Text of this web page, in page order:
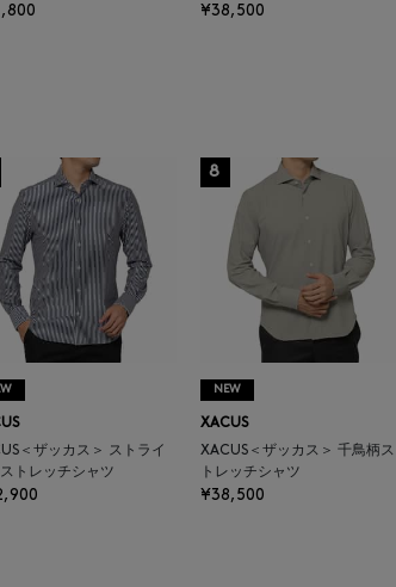
¥38,500
＜ザッカス＞ ストライ
トレッチシャツ
8
NEW
XACUS
XACUS＜ザッカス＞ 千鳥柄ス
トレッチシャツ
¥38,500